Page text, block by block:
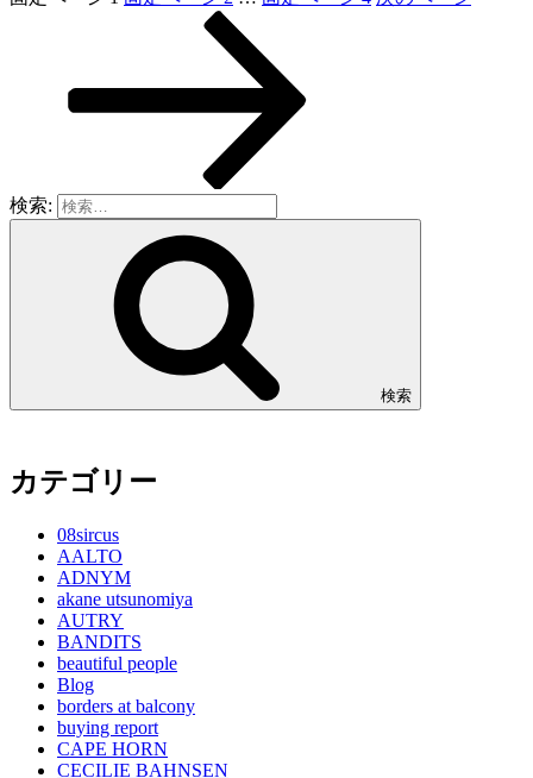
検索:
検索
カテゴリー
08sircus
AALTO
ADNYM
akane utsunomiya
AUTRY
BANDITS
beautiful people
Blog
borders at balcony
buying report
CAPE HORN
CECILIE BAHNSEN